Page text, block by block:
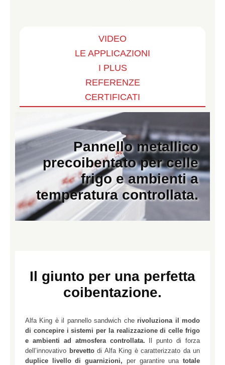
VIDEO
LE APPLICAZIONI
I PLUS
REFERENZE
CERTIFICATI
Pannello metallico
precoibentato per celle
frigo e ambienti a
temperatura controllata.
Il giunto per una perfetta
coibentazione.
Alfa King è il pannello sandwich che rivoluziona il modo
di concepire i sistemi per la realizzazione di celle frigo
e ambienti ad atmosfera controllata. Il punto di forza
dell’innovativo brevettodi Alfa King è caratterizzato da un
duplice livello di guarnizioni, per garantire unatotale